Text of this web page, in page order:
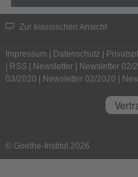
Zur klassischen Ansicht
Impressum Datenschutz
RSS Newsletter Newsletter 02/
03/2020
Newsletter 02/2020
© Goethe-Institut 2026